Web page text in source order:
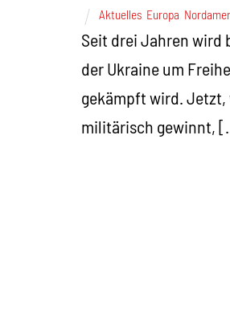
Aktuelles, Europa
Seit drei Jahren wird
der Ukraine um
gekämpft wird. Jetzt,
militärisch gewinnt,